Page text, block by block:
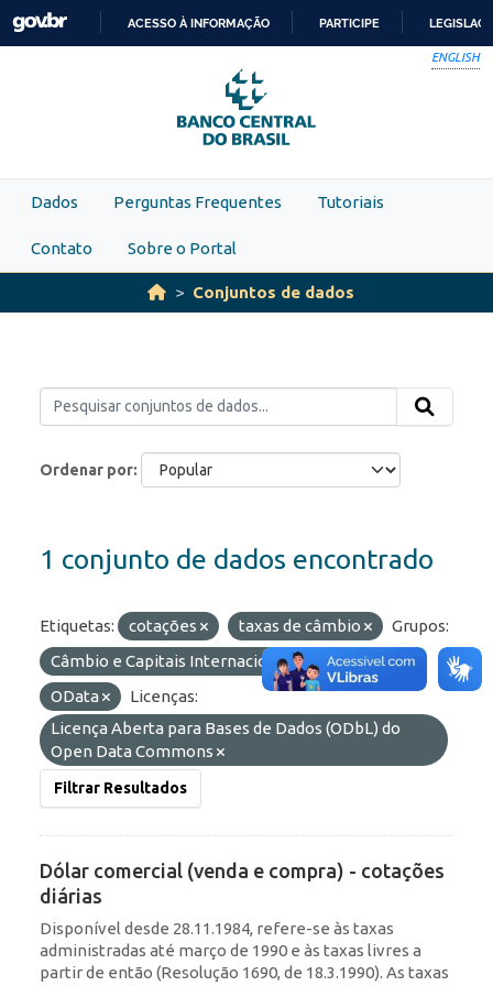
Skip to main content
PARA
O
CONTEÚDO
ACESSO À INFORMAÇÃO PARTICIPE
ENGLISH
Dados Perguntas Frequentes Tutoriais
Contato Sobre o Portal
Conjuntos de dados
Ordenar por
1 conjunto de dados encontrado
Etiquetas: cotações taxas de câmbio
Grupos:
Câmbio e Capitais Internacionais
Formatos:
OData
Licenças:
Licença Aberta para Bases de Dados (ODbL) do
Open Data Commons
Filtrar Resultados
Dólar comercial (venda e compra) - cotações
diárias
Disponível desde 28.11.1984, refere-se às taxas
administradas até março de 1990 e às taxas livres a
partir de então (Resolução 1690, de 18.3.1990). As taxas